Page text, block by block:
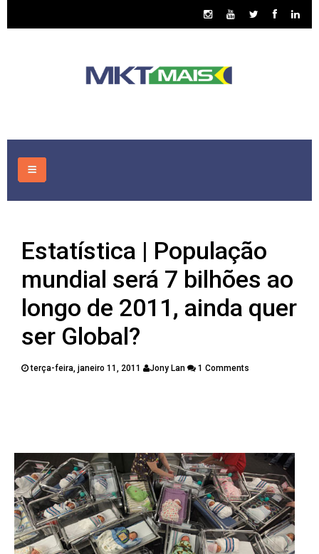
CONSULTORIA
ASSUNTOS
PUBLICAÇÕES
Estatística | População
mundial será 7 bilhões ao
longo de 2011, ainda quer
ser Global?
terça-feira, janeiro 11, 2011 Jony Lan 1 Comments